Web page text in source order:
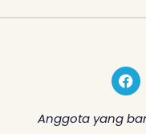
F
a
c
e
Anggota yang